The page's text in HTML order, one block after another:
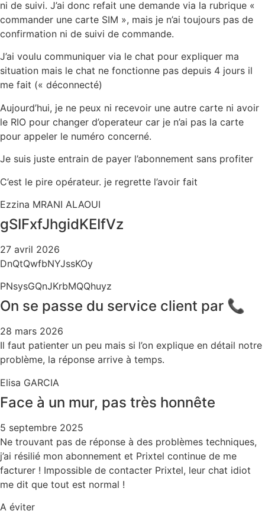
ni de suivi. J’ai donc refait une demande via la rubrique «
commander une carte SIM », mais je n’ai toujours pas de
confirmation ni de suivi de commande.
J’ai voulu communiquer via le chat pour expliquer ma
situation mais le chat ne fonctionne pas depuis 4 jours il
me fait (« déconnecté)
Aujourd’hui, je ne peux ni recevoir une autre carte ni avoir
le RIO pour changer d’operateur car je n’ai pas la carte
pour appeler le numéro concerné.
Je suis juste entrain de payer l’abonnement sans profiter
C’est le pire opérateur. je regrette l’avoir fait
Ezzina MRANI ALAOUI
gSIFxfJhgidKEIfVz
27 avril 2026
DnQtQwfbNYJssKOy
PNsysGQnJKrbMQQhuyz
On se passe du service client par 📞
28 mars 2026
Il faut patienter un peu mais si l’on explique en détail notre
problème, la réponse arrive à temps.
Elisa GARCIA
Face à un mur, pas très honnête
5 septembre 2025
Ne trouvant pas de réponse à des problèmes techniques,
j’ai résilié mon abonnement et Prixtel continue de me
facturer ! Impossible de contacter Prixtel, leur chat idiot
me dit que tout est normal !
A éviter